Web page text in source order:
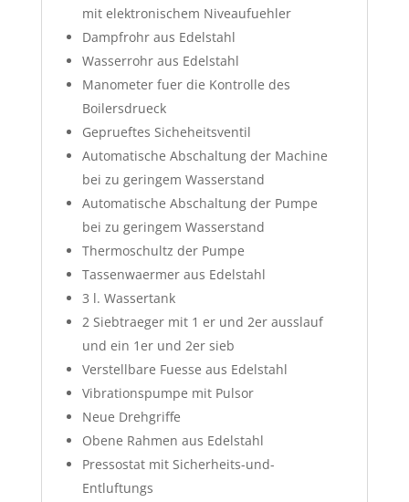
mit elektronischem Niveaufuehler
Dampfrohr aus Edelstahl
Wasserrohr aus Edelstahl
Manometer fuer die Kontrolle des
Boilersdrueck
Geprueftes Sicheheitsventil
Automatische Abschaltung der Machine
bei zu geringem Wasserstand
Automatische Abschaltung der Pumpe
bei zu geringem Wasserstand
Thermoschultz der Pumpe
Tassenwaermer aus Edelstahl
3 l. Wassertank
2 Siebtraeger mit 1 er und 2er ausslauf
und ein 1er und 2er sieb
Verstellbare Fuesse aus Edelstahl
Vibrationspumpe mit Pulsor
Neue Drehgriffe
Obene Rahmen aus Edelstahl
Pressostat mit Sicherheits-und-
Entluftungs